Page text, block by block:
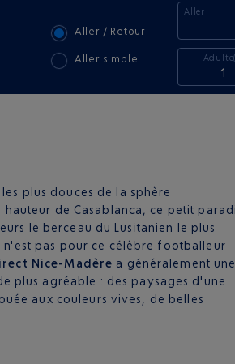
Aller / Retour
Aller simple
Aller
1
plus douces de la sphère
de Casablanca, ce petit
le berceau du Lusitanien le plus
n'est pas pour ce célèbre footballeur
Nice-Madère a généralement une
plus agréable : des paysages d'une
aux couleurs vives, de belles